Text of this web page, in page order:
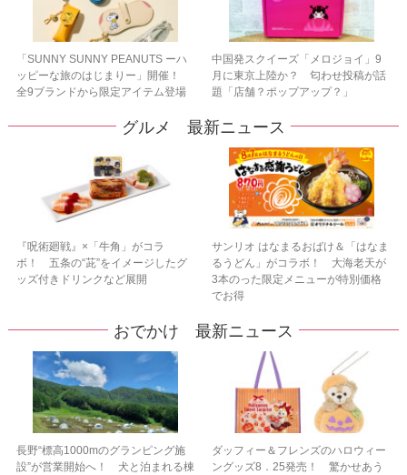
「SUNNY SUNNY PEANUTS ーハ
ッピーな旅のはじまりー」開催！
全9ブランドから限定アイテム登場
中国発スクイーズ「メロジョイ」9
月に東京上陸か？ 匂わせ投稿が話
題「店舗？ポップアップ？」
グルメ 最新ニュース
『呪術廻戦』×「牛角」がコラ
ボ！ 五条の“茈”をイメージしたグ
ッズ付きドリンクなど展開
サンリオ はなまるおばけ＆「はなま
るうどん」がコラボ！ 大海老天が
3本のった限定メニューが特別価格
でお得
おでかけ 最新ニュース
長野“標高1000mのグランピング施
設”が営業開始へ！ 犬と泊まれる棟
ダッフィー＆フレンズのハロウィー
ングッズ8．25発売！ 驚かせあう